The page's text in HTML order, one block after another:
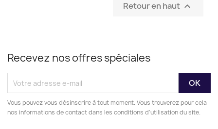
Retour en haut 
Recevez nos offres spéciales
Vous pouvez vous désinscrire à tout moment. Vous trouverez pour cela
nos informations de contact dans les conditions d'utilisation du site.